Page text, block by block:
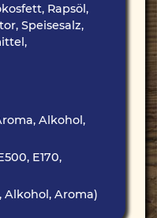
Rapsöl,
Speisesalz,
Alkohol,
E170,
Alkohol, Aroma)